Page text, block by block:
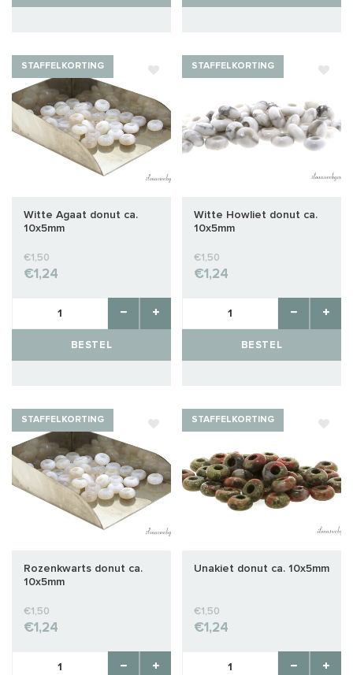
STAFFELKORTING
Witte Agaat donut ca.
10x5mm
€1,50
€1,24
BESTEL
STAFFELKORTING
Witte Howliet donut ca.
10x5mm
€1,50
€1,24
BESTEL
STAFFELKORTING
Rozenkwarts donut ca.
10x5mm
€1,50
€1,24
STAFFELKORTING
Unakiet donut ca. 10x5mm
€1,50
€1,24